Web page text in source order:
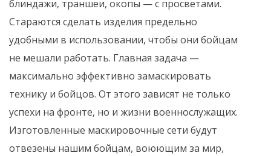
блиндажи, траншеи, окопы — с просветами.
Стараются сделать изделия предельно
удобными в использовании, чтобы они бойцам
не мешали работать. Главная задача —
максимально эффективно замаскировать
технику и бойцов. От этого зависят не только
успехи на фронте, но и жизни военнослужащих.
Изготовленные маскировочные сети будут
отвезены нашим бойцам, воюющим за мир,